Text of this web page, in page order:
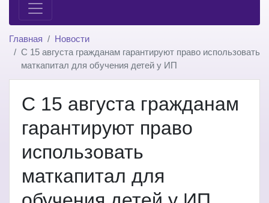
Главная
Новости
С 15 августа гражданам гарантируют право использовать
маткапитал для обучения детей у ИП
С 15 августа гражданам
гарантируют право
использовать
маткапитал для